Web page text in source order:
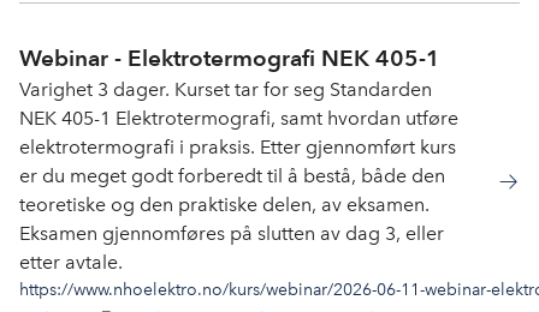
Webinar - Elektrotermografi NEK 405-1
Varighet 3 dager. Kurset tar for seg Standarden
NEK 405-1 Elektrotermografi, samt hvordan utføre
elektrotermografi i praksis. Etter gjennomført kurs
er du meget godt forberedt til å bestå, både den
teoretiske og den praktiske delen, av eksamen.
Eksamen gjennomføres på slutten av dag 3, eller
etter avtale.
https://www.nhoelektro.no/kurs/webinar/2026-06-11-webinar-